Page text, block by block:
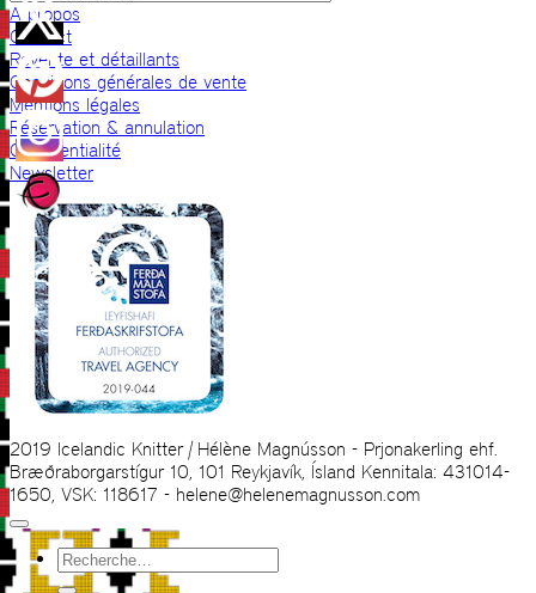
A propos
Contact
Revente et détaillants
Conditions générales de vente
Mentions légales
Réservation & annulation
Confidentialité
Newsletter
2019 Icelandic Knitter | Hélène Magnússon - Prjonakerling ehf.
Bræðraborgarstígur 10, 101 Reykjavík, Ísland Kennitala: 431014-
1650, VSK: 118617 - helene@helenemagnusson.com
Recherche
pour :